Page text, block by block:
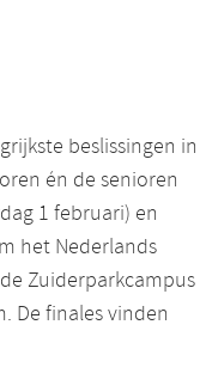
beslissingen in
én de senioren
1 februari) en
het Nederlands
Zuiderparkcampus
De finales vinden